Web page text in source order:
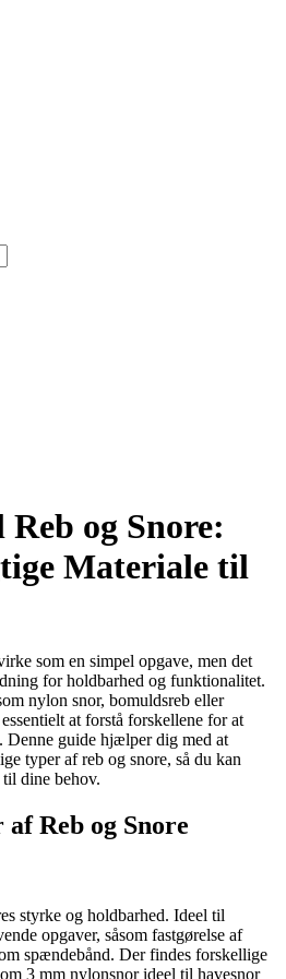
og Snore:
Materiale til
som en simpel opgave, men det
for holdbarhed og funktionalitet.
nylon snor, bomuldsreb eller
at forstå forskellene for at
Denne guide hjælper dig med at
typer af reb og snore, så du kan
dine behov.
Reb og Snore
styrke og holdbarhed. Ideel til
opgaver, såsom fastgørelse af
spændebånd. Der findes forskellige
3 mm nylonsnor ideel til havesnor